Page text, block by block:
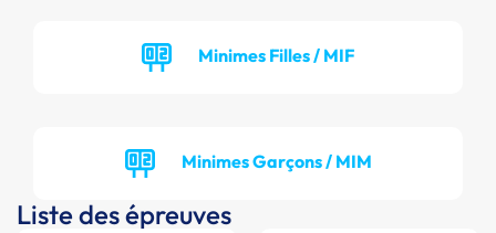
Minimes Filles / MIF
Minimes Garçons / MIM
Liste des épreuves